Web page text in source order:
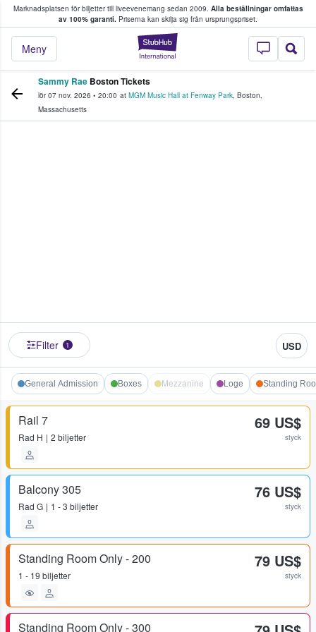
Marknadsplatsen för biljetter till liveevenemang sedan 2009. Alla beställningar omfattas
av 100% garanti. Priserna kan skilja sig från ursprungspriset.
StubHub – där
Meny
köper och säljer biljetter.
Sammy Rae Boston Tickets
lör 07 nov. 2026 • 20:00 at MGM Music Hall at Fenway Park, Boston,
Massachusetts
Filter 1 USD
General Admission Boxes Mezzanine Loge Standing
Rail 7
Rad H 2 biljetter
69 US$
styck
Balcony 305
Rad G 1 - 3 biljetter
76 US$
styck
Standing Room Only - 200
1 - 19 biljetter
79 US$
styck
Standing Room Only - 300